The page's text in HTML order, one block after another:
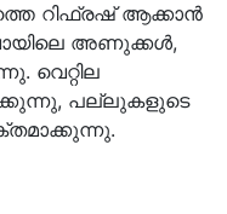
റിഫ്രഷ് ആക്കാൻ
അണുക്കൾ,
വെറ്റില
പല്ലുകളുടെ